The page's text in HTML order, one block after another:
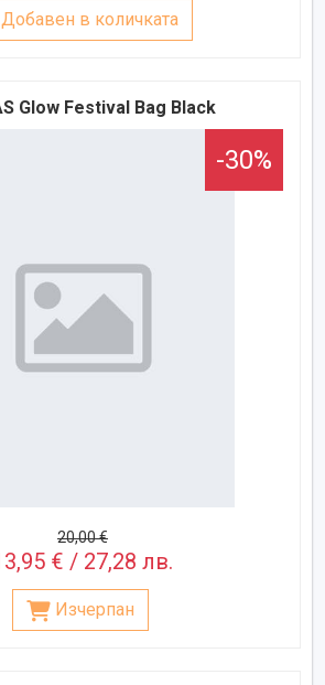
Добавен в количката
Glow Festival Bag Black
-30%
20,00 €
€ / 27,28 лв.
Изчерпан